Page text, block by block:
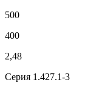
500
400
2,48
Серия 1.427.1-3